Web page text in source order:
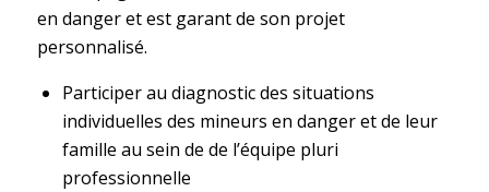
en danger et est garant de son projet
personnalisé.
Participer au diagnostic des situations
individuelles des mineurs en danger et de leur
famille au sein de de l’équipe pluri
professionnelle